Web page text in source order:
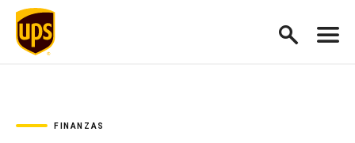
FINANZAS